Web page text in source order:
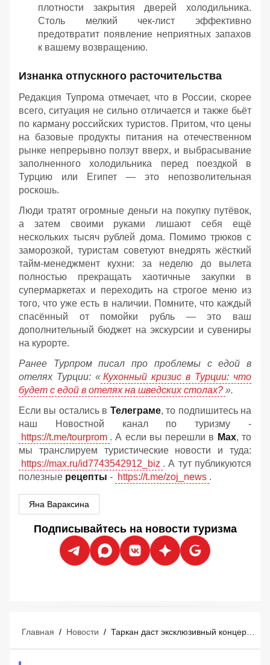
плотности закрытия дверей холодильника.
Столь мелкий чек-лист эффективно
предотвратит появление неприятных запахов
к вашему возвращению.
Изнанка отпускного расточительства
Редакция Тупрома отмечает, что в России, скорее
всего, ситуация не сильно отличается и также бьёт
по карману российских туристов. Притом, что цены
на базовые продукты питания на отечественном
рынке непрерывно ползут вверх, и выбрасывание
заполненного холодильника перед поездкой в
Турцию или Египет — это непозволительная
роскошь.
Люди тратят огромные деньги на покупку путёвок,
а затем своими руками лишают себя ещё
нескольких тысяч рублей дома. Помимо трюков с
заморозкой, туристам советуют внедрять жёсткий
тайм-менеджмент кухни: за неделю до вылета
полностью прекращать хаотичные закупки в
супермаркетах и переходить на строгое меню из
того, что уже есть в наличии. Помните, что каждый
спасённый от помойки рубль — это ваш
дополнительный бюджет на экскурсии и сувениры
на курорте.
Ранее Турпром писал про проблемы с едой в
отелях Турции: « Кухонный кризис в Турции: что
будет с едой в отелях на шведских столах? ».
Если вы остались в Телеграме, то подпишитесь на
наш Новостной канал по туризму -
https://t.me/tourprom . А если вы перешли в Мах, то
мы транслируем туристические новости и туда:
https://max.ru/id7743542912_biz . А тут публикуются
полезные рецепты - https://t.me/zoj_news .
Яна Вараксина
Подписывайтесь на новости туризма
Главная / Новости /